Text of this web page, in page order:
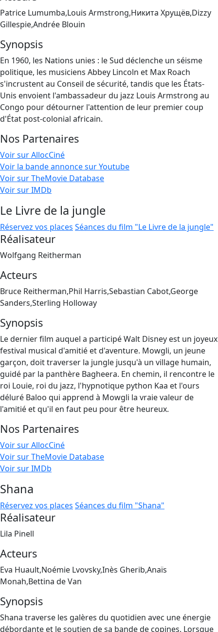
Patrice Lumumba,Louis Armstrong,Никита Хрущёв,Dizzy
Gillespie,Andrée Blouin
Synopsis
En 1960, les Nations unies : le Sud déclenche un séisme
politique, les musiciens Abbey Lincoln et Max Roach
s'incrustent au Conseil de sécurité, tandis que les États-
Unis envoient l'ambassadeur du jazz Louis Armstrong au
Congo pour détourner l'attention de leur premier coup
d'État post-colonial africain.
Nos Partenaires
Voir sur AllocCiné
Voir la bande annonce sur Youtube
Voir sur TheMovie Database
Voir sur IMDb
Le Livre de la jungle
Réservez vos places Séances du film "Le Livre de la jungle"
Réalisateur
Wolfgang Reitherman
Acteurs
Bruce Reitherman,Phil Harris,Sebastian Cabot,George
Sanders,Sterling Holloway
Synopsis
Le dernier film auquel a participé Walt Disney est un joyeux
festival musical d'amitié et d'aventure. Mowgli, un jeune
garçon, doit traverser la jungle jusqu'à un village humain,
guidé par la panthère Bagheera. En chemin, il rencontre le
roi Louie, roi du jazz, l'hypnotique python Kaa et l'ours
déluré Baloo qui apprend à Mowgli la vraie valeur de
l'amitié et qu'il en faut peu pour être heureux.
Nos Partenaires
Voir sur AllocCiné
Voir sur TheMovie Database
Voir sur IMDb
Shana
Réservez vos places Séances du film "Shana"
Réalisateur
Lila Pinell
Acteurs
Eva Huault,Noémie Lvovsky,Inès Gherib,Anaïs
Monah,Bettina de Van
Synopsis
Shana traverse les galères du quotidien avec une énergie
débordante et le soutien de sa bande de copines. Lorsque